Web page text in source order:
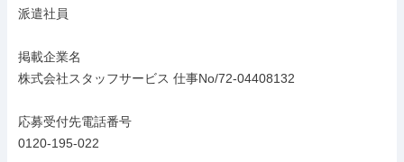
派遣社員
掲載企業名
株式会社スタッフサービス 仕事No/72-04408132
応募受付先電話番号
0120-195-022